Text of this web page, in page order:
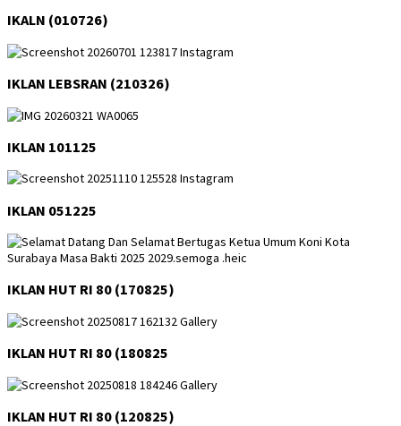
IKALN (010726)
IKLAN LEBSRAN (210326)
IKLAN 101125
IKLAN 051225
IKLAN HUT RI 80 (170825)
IKLAN HUT RI 80 (180825
IKLAN HUT RI 80 (120825)